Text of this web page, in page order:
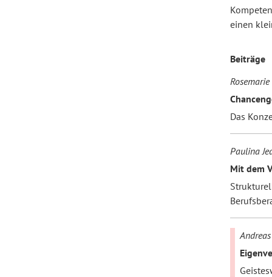
einen
Beiträge
Das
Paulina
Mit dem